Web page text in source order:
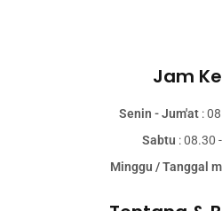
Jam
Senin - Jum'at:
Sabtu : 08.30
Minggu / Tanggal